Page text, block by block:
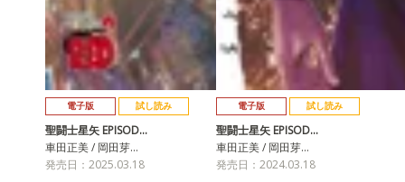
電子版 試し読み
聖闘士星矢 EPISOD…
車田正美 / 岡田芽…
発売日：2025.03.18
電子版 試し読み
聖闘士星矢 EPISOD…
車田正美 / 岡田芽…
発売日：2024.03.18